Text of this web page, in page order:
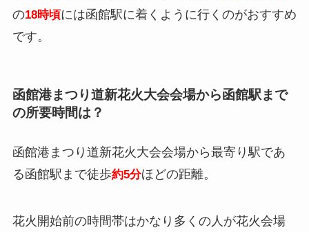
の18時頃には函館駅に着くように行くのがおすすめ
です。
函館港まつり道新花火大会会場から函館駅まで
の所要時間は？
函館港まつり道新花火大会会場から最寄り駅であ
る函館駅まで徒歩約5分ほどの距離。
花火開始前の時間帯はかなり多くの人が花火会場